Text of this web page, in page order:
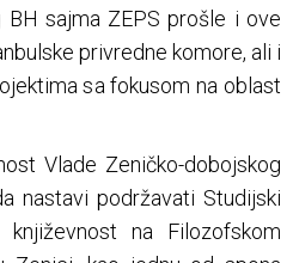
BH sajma ZEPS prošle i ove
privredne komore, ali i
sa fokusom na oblast
Vlade Zeničko-dobojskog
nastavi podržavati Studijski
na Filozofskom